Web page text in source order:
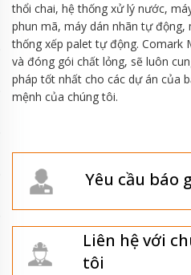
thổi chai, hệ thống xử lý nước,
phun mã, máy dán nhãn tự
thống xếp palet tự động. Comark
và đóng gói chất lỏng, sẽ luôn
pháp tốt nhất cho các dự án của
mệnh của chúng tôi.
Yêu cầu báo
Liên hệ với
tôi